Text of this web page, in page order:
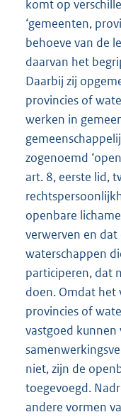
komt op
‘gemeenten,
behoeve van de
daarvan het
Daarbij zij
provincies of
werken in
zogenoemd
art. 8, eerste lid,
openbare
verwerven en
waterschappen
participeren, dat
doen. Omdat het
provincies of
vastgoed kunnen
niet, zijn de
toegevoegd.
andere vormen